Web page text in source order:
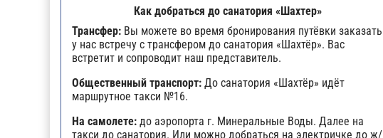
Как добраться до санатория «Шахтер»
Трансфер: Вы можете во время бронирования путёвки заказать
у нас встречу с трансфером до санатория «Шахтёр». Вас
встретит и сопроводит наш представитель.
Общественный транспорт: До санатория «Шахтёр» идёт
маршрутное такси №16.
На самолете: до аэропорта г. Минеральные Воды. Далее на
такси до санатория. Или можно добраться на электричке до ж/